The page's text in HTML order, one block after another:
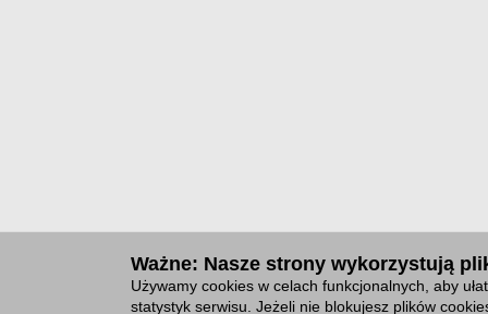
Ważne: Nasze strony wykorzystują
Używamy cookies w celach funkcjonalnych, aby
statystyk serwisu. Jeżeli nie blokujesz plików